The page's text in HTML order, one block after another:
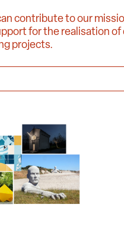
contribute to our
for the realisation
projects.